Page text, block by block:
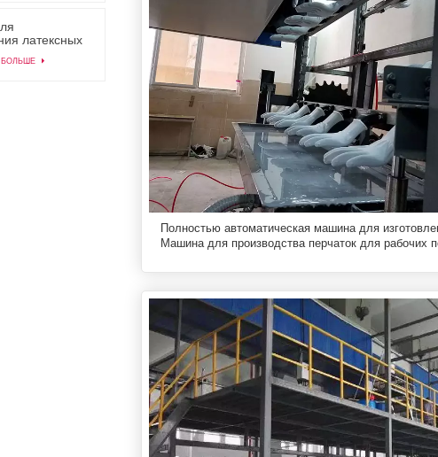
Полностью автоматическая машина для
Машина для производства перчаток для рабочих
перчаток.
латексных
перчаток из